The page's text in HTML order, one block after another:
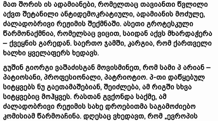
მათ შორის ის ადამიანები, რომელთაც თავიანთი წვლილი
აქვთ შეტანილი ანტიდემოკრატიული, ადამიანის მოძულე,
ძალადობრივი რეჟიმის შექმნაში. ასეთი გროტესკული
წარმონაქმნია, რომელსაც ვიცით, საიდან აქვს მხარდაჭერა
– ქვეყნის გარედან. საერთო ჯამში, კარგია, რომ ქართველი
ხალხი ყველაფერს ხედავს.
გუშინ გიორგი ვაშაძისგან მოვისმინეთ, რომ სამი პ არიან –
პატიოსანი, პროფესიონალი, პატრიოტიო. პ-თი დაწყებულ
სიტყვებს ნუ გაეთამაშებიან, შეიძლება, ამ რიგში სხვა
სიტყვებიც მოჰყვეს. რასთან გვქონდა საქმე, ამ
ძალადობრივი რეჟიმის სახე დროებითმა საგამოძიებო
კომისიამ წარმოაჩინა. დღესაც ვხედავთ, რომ „ევროპის